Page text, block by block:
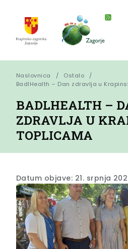
Naslovnica
Ostalo
BadlHealth – Dan zdravlja u
BADLHEALTH –
ZDRAVLJA U
TOPLICAMA
Datum objave: 21. srpnja